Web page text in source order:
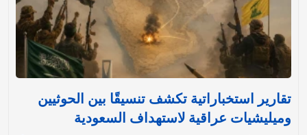
تقارير استخباراتية تكشف تنسيقًا بين الحوثيين
وميليشيات عراقية لاستهداف السعودية